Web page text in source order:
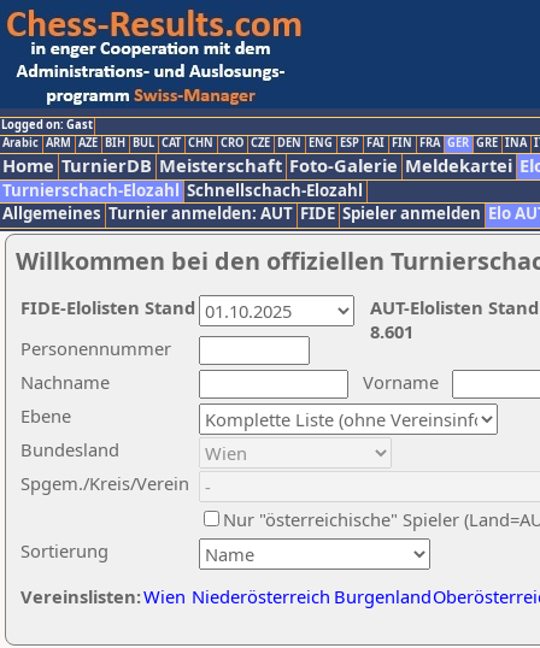
Logged on: Gast
Arabic ARM AZE BIH BUL CAT CHN CRO CZE DEN ENG ESP FAI FIN FRA GER GRE INA
Home TurnierDB Meisterschaft Foto-Galerie Meldekartei
Turnierschach-Elozahl Schnellschach-Elozahl
Allgemeines Turnier anmelden: AUT FIDE Spieler anmelden Elo
Willkommen bei den offiziellen
Nachname
Vorname
Ebene
Sortierung
Personennummer
Bundesland
Spgem./Kreis/Verein
Nur "österreichische" Spieler
Vereinslisten:Wien Niederösterreich Burgenland
AUT-Elolisten
8.601
FIDE-Elolisten Stand